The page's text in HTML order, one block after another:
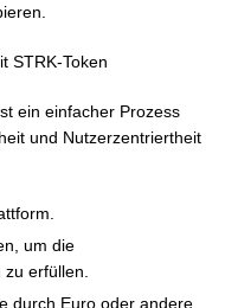
ein einfacher Prozess
und Nutzerzentriertheit
um die
erfüllen.
durch Euro oder andere